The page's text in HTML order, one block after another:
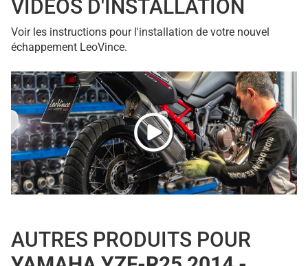
VIDÉOS D'INSTALLATION
Voir les instructions pour l'installation de votre nouvel
échappement LeoVince.
AUTRES PRODUITS POUR